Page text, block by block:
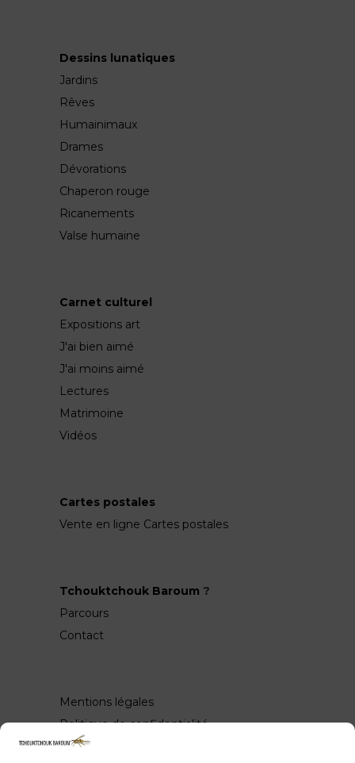
Dessins lunatiques
Jardins
Rêves
Humainimaux
Drames
Dévorations
Chaperon rouge
Ricanements
Valse humaine
Carnet culturel
Expositions art
J'ai bien aimé
J'ai moins aimé
Lectures
Matrimoine
Vidéos
Cartes postales
Vente en ligne Cartes postales
Tchouktchouk Baroum ?
Parcours
Contact
Mentions légales
Politique de confidentialité